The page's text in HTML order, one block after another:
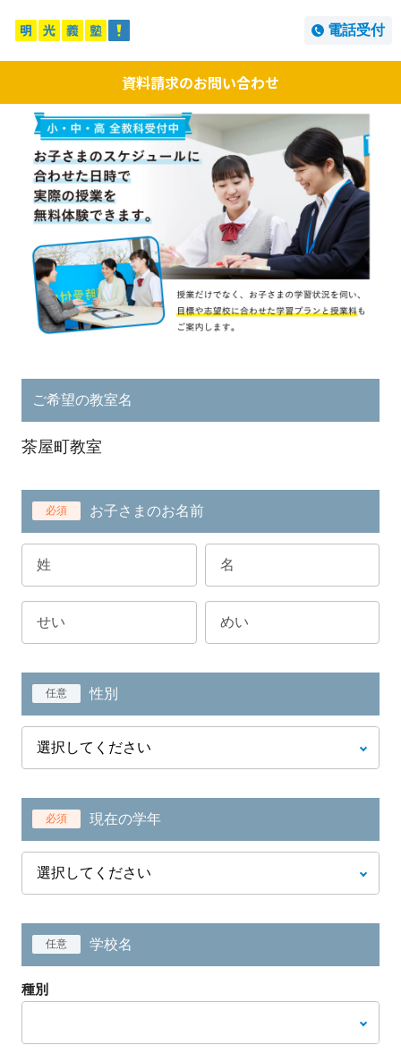
電話受付
資料請求のお問い合わせ
ご希望の教室名
茶屋町教室
必須 お子さまのお名前
任意 性別
必須 現在の学年
任意 学校名
種別